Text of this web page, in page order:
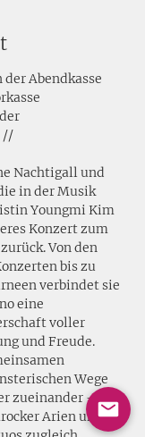
Abendkasse
//
Nachtigall und
in der Musik
Youngmi Kim
Konzert zum
Von den
bis zu
verbindet sie
eine
voller
und Freude.
Wege
zueinander - mit
Arien und